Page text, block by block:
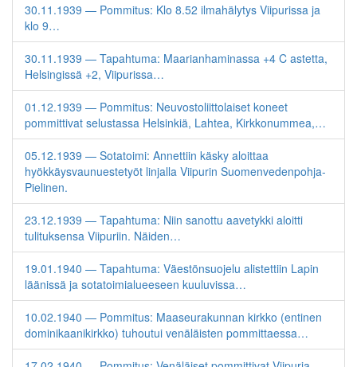
30.11.1939 — Pommitus: Klo 8.52 ilmahälytys Viipurissa ja
klo 9…
30.11.1939 — Tapahtuma: Maarianhaminassa +4 C astetta,
Helsingissä +2, Viipurissa…
01.12.1939 — Pommitus: Neuvostoliittolaiset koneet
pommittivat selustassa Helsinkiä, Lahtea, Kirkkonummea,…
05.12.1939 — Sotatoimi: Annettiin käsky aloittaa
hyökkäysvaunuestetyöt linjalla Viipurin Suomenvedenpohja-
Pielinen.
23.12.1939 — Tapahtuma: Niin sanottu aavetykki aloitti
tulituksensa Viipuriin. Näiden…
19.01.1940 — Tapahtuma: Väestönsuojelu alistettiin Lapin
läänissä ja sotatoimialueeseen kuuluvissa…
10.02.1940 — Pommitus: Maaseurakunnan kirkko (entinen
dominikaanikirkko) tuhoutui venäläisten pommittaessa…